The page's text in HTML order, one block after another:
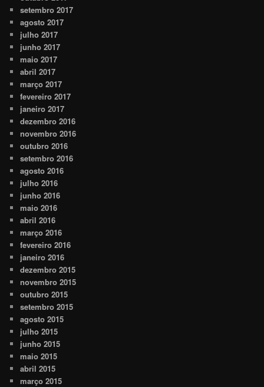
setembro 2017
agosto 2017
julho 2017
junho 2017
maio 2017
abril 2017
março 2017
fevereiro 2017
janeiro 2017
dezembro 2016
novembro 2016
outubro 2016
setembro 2016
agosto 2016
julho 2016
junho 2016
maio 2016
abril 2016
março 2016
fevereiro 2016
janeiro 2016
dezembro 2015
novembro 2015
outubro 2015
setembro 2015
agosto 2015
julho 2015
junho 2015
maio 2015
abril 2015
março 2015